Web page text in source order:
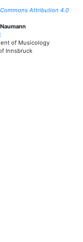
Attribution 4.0
of Musicology
Innsbruck